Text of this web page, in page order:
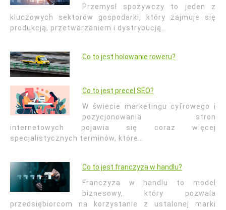
Przemysł spożywczy to jeden z
kluczowych sektorów gospodarki, który zajmuje się
produkcją, przetwarzaniem i dystrybucją…
Co to jest holowanie roweru?
Co to jest precel SEO?
W świecie marketingu cyfrowego i
pozycjonowania stron
internetowych pojawia się coraz więcej
specjalistycznych terminów, które…
Co to jest franczyza w handlu?
Franczyza w handlu to model
biznesowy, który pozwala
przedsiębiorcom na korzystanie z ustalonej marki